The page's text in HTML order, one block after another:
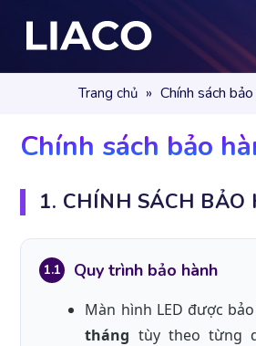
Trang chủ » Chính sách
Chính sách bảo
1. CHÍNH SÁCH BẢO
1.1 Quy trình bảo hành
Màn hình LED được
tháng tùy theo từng